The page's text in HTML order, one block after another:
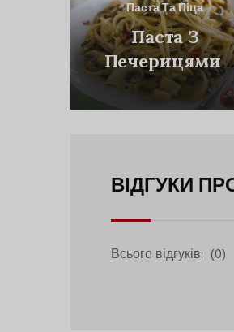
Паста Та Піца
Паста З
Печерицями,
Чилі Та
Петрушкою
ВІДГУКИ
Всього відгуків: (0)